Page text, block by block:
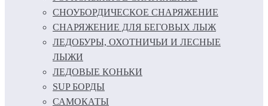
СНОУБОРДИЧЕСКОЕ СНАРЯЖЕНИЕ
СНАРЯЖЕНИЕ ДЛЯ БЕГОВЫХ ЛЫЖ
ЛЕДОБУРЫ, ОХОТНИЧЬИ И ЛЕСНЫЕ
ЛЫЖИ
ЛЕДОВЫЕ КОНЬКИ
SUP БОРДЫ
САМОКАТЫ